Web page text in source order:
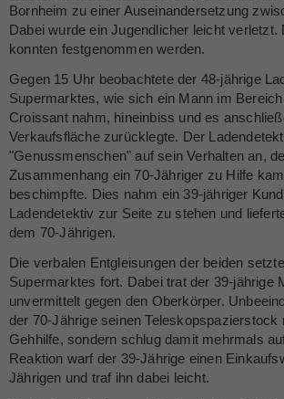
Bornheim zu einer Auseinandersetzung
Dabei wurde ein Jugendlicher leicht verletzt.
konnten festgenommen werden.
Gegen 15 Uhr beobachtete der 48-jährige
Supermarktes, wie sich ein Mann im
Croissant nahm, hineinbiss und es
Verkaufsfläche zurücklegte. Der
"Genussmenschen" auf sein Verhalten an,
Zusammenhang ein 70-Jähriger zu Hilfe
beschimpfte. Dies nahm ein 39-jähriger
Ladendetektiv zur Seite zu stehen und
dem 70-Jährigen.
Die verbalen Entgleisungen der beiden
Supermarktes fort. Dabei trat der 39-jährige
unvermittelt gegen den Oberkörper.
der 70-Jährige seinen Teleskopspazierstock
Gehhilfe, sondern schlug damit mehrmals
Reaktion warf der 39-Jährige einen
Jährigen und traf ihn dabei leicht.